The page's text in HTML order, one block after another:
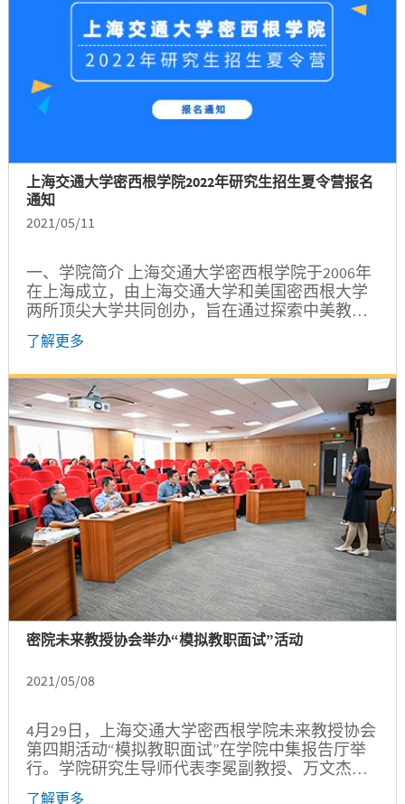
上海交通大学密西根学院2022年研究生招生夏令营报名
通知
2021/05/11
一、学院简介 上海交通大学密西根学院于2006年
在上海成立，由上海交通大学和美国密西根大学
两所顶尖大学共同创办，旨在通过探索中美教育
合作的巨大潜力，在中国建设一所世界一流的教
学与研究型机构，培养新一代国际化、创新性、
了解更多
密院未来教授协会举办“模拟教职面试”活动
2021/05/08
4月29日，上海交通大学密西根学院未来教授协会
第四期活动“模拟教职面试”在学院中集报告厅举
行。学院研究生导师代表李冕副教授、万文杰副
教授、鲍华副教授、韩充副教授、陈松良副教授
了解更多